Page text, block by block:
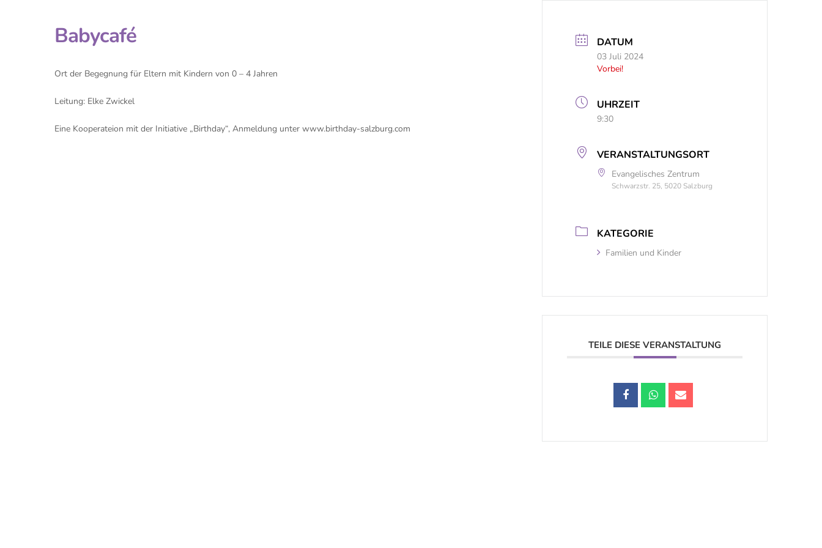
Babycafé
Ort der Begegnung für Eltern mit Kindern von 0 – 4 Jahren
Leitung: Elke Zwickel
Eine Kooperateion mit der Initiative „Birthday“, Anmeldung unter www.birthday-salzburg.com
DATUM
03 Juli 2024
Vorbei!
UHRZEIT
9:30
VERANSTALTUNGSORT
Evangelisches Zentrum
Schwarzstr. 25, 5020 Salzburg
KATEGORIE
Familien und Kinder
TEILE DIESE VERANSTALTUNG